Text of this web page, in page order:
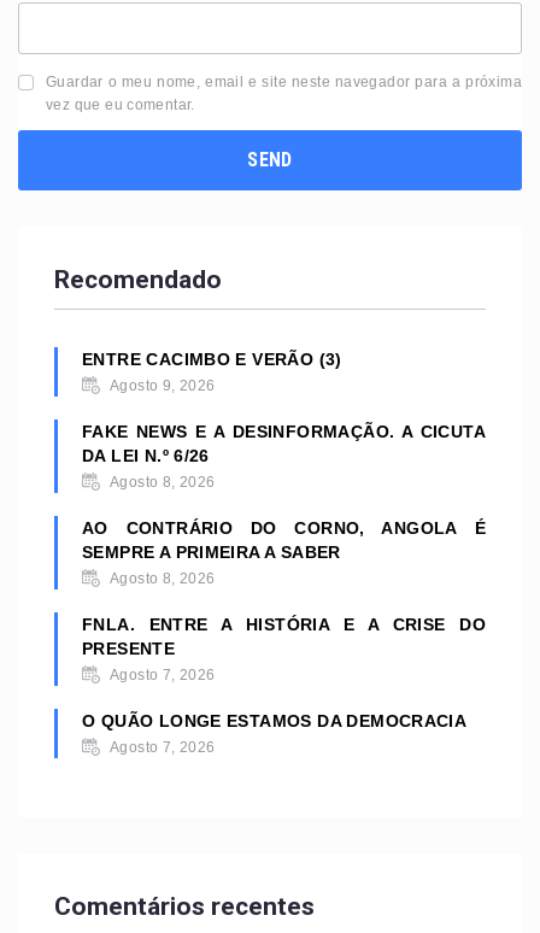
Guardar o meu nome, email e site neste navegador para a próxima
vez que eu comentar.
Recomendado
ENTRE CACIMBO E VERÃO (3)
Agosto 9, 2026
FAKE NEWS E A DESINFORMAÇÃO. A CICUTA
DA LEI N.º 6/26
Agosto 8, 2026
AO CONTRÁRIO DO CORNO, ANGOLA É
SEMPRE A PRIMEIRA A SABER
Agosto 8, 2026
FNLA. ENTRE A HISTÓRIA E A CRISE DO
PRESENTE
Agosto 7, 2026
O QUÃO LONGE ESTAMOS DA DEMOCRACIA
Agosto 7, 2026
Comentários recentes